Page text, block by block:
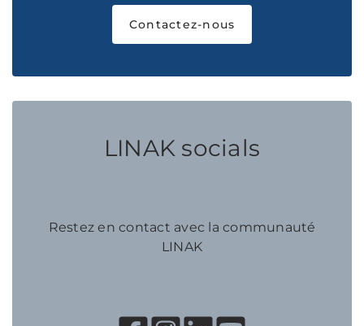
Contactez-nous
LINAK socials
Restez en contact avec la communauté
LINAK